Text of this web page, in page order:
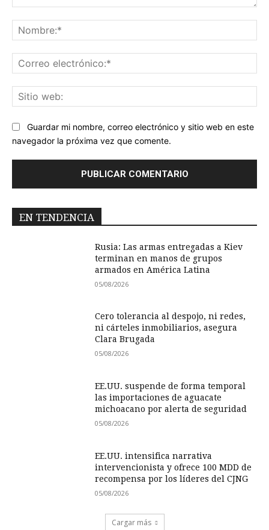
Guardar mi nombre, correo electrónico y sitio web en este
navegador la próxima vez que comente.
EN TENDENCIA
Rusia: Las armas entregadas a Kiev
terminan en manos de grupos
armados en América Latina
05/08/2026
Cero tolerancia al despojo, ni redes,
ni cárteles inmobiliarios, asegura
Clara Brugada
05/08/2026
EE.UU. suspende de forma temporal
las importaciones de aguacate
michoacano por alerta de seguridad
05/08/2026
EE.UU. intensifica narrativa
intervencionista y ofrece 100 MDD de
recompensa por los líderes del CJNG
05/08/2026
Cargar más